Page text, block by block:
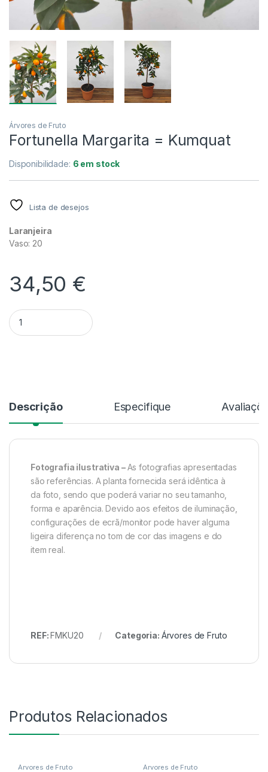
Árvores de Fruto
Fortunella Margarita = Kumquat
Disponibilidade: 6 em stock
Lista de desejos
Laranjeira
Vaso: 20
34,50 €
Quantidade Fortunella Margarita = Kumquat
Descrição Especifique
Fotografia ilustrativa –As fotografias apresentadas
são referências. A planta fornecida será idêntica à
da foto, sendo que poderá variar no seu tamanho,
forma e aparência. Devido aos efeitos de iluminação,
configurações de ecrã/monitor pode haver alguma
ligeira diferença no tom de cor das imagens e do
item real.
REF:FMKU20 Categoria: Árvores de Fruto
Produtos Relacionados
Árvores de Fruto Árvores de Fruto